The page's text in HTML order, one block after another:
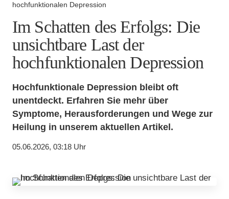
hochfunktionalen Depression
Im Schatten des Erfolgs: Die
unsichtbare Last der
hochfunktionalen Depression
Hochfunktionale Depression bleibt oft
unentdeckt. Erfahren Sie mehr über
Symptome, Herausforderungen und Wege zur
Heilung in unserem aktuellen Artikel.
05.06.2026, 03:18 Uhr